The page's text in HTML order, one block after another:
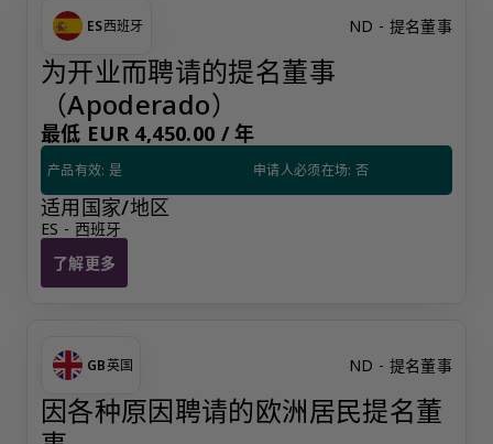
ES西班牙 ND - 提名董事
为开业而聘请的提名董事
（Apoderado）
最低 EUR 4,450.00 /年
产品有效: 是 申请人必须在场: 否
适用国家/地区
ES - 西班牙
了解更多
为开业而聘请的提名董事（Apoderado）
GB英国 ND - 提名董事
因各种原因聘请的欧洲居民提名董